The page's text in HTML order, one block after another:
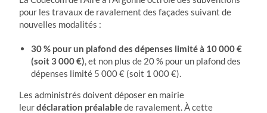
pour les travaux de ravalement des façades suivant de
nouvelles modalités :
30 % pour un plafond des dépenses limité à 10 000 €
(soit 3 000 €), et non plus de 20 % pour un plafond des
dépenses limité 5 000 € (soit 1 000 €).
Les administrés doivent déposer en mairie
leurdéclaration préalablede ravalement. À cette